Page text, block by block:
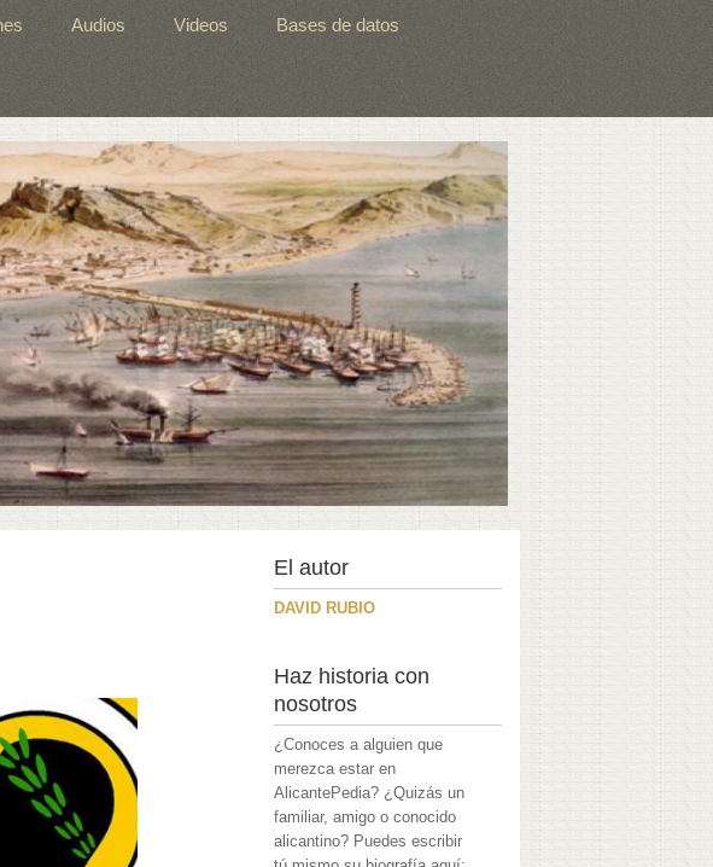
Audios Videos Bases de datos
El autor
DAVID RUBIO
Haz historia con
nosotros
¿Conoces a alguien que
merezca estar en
AlicantePedia? ¿Quizás un
familiar, amigo o conocido
alicantino? Puedes escribir